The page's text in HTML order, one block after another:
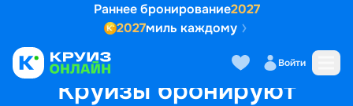
Раннее бронирование2027
2027миль каждому
Войти
Круизы бронируют